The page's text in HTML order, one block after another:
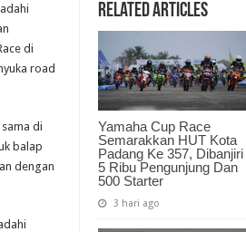
Related Articles
Yamaha Cup Race
Semarakkan HUT Kota
Padang Ke 357, Dibanjiri
5 Ribu Pengunjung Dan
500 Starter
3 hari ago
di
road
di
balap
dengan